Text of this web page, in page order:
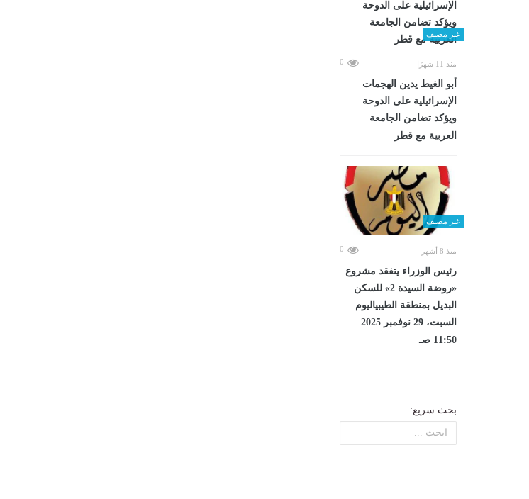
غير مصنف
منذ 11 شهرًا 0
أبو الغيط يدين الهجمات
الإسرائيلية على الدوحة
ويؤكد تضامن الجامعة
العربية مع قطر
غير مصنف
منذ 8 أشهر 0
رئيس الوزراء يتفقد مشروع
«روضة السيدة 2» للسكن
البديل بمنطقة الطيبياليوم
السبت، 29 نوفمبر 2025
11:50 صـ
بحث سريع: